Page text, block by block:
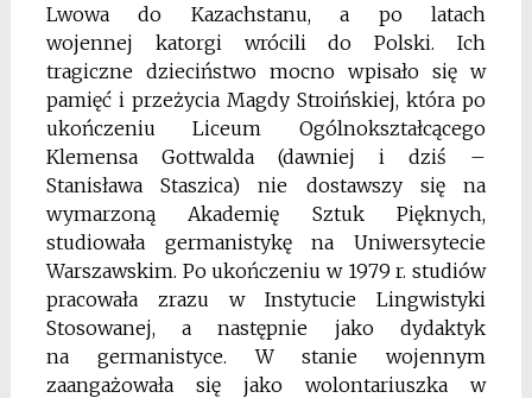
Lwowa do Kazachstanu, a po latach
wojennej katorgi wrócili do Polski. Ich
tragiczne dzieciństwo mocno wpisało się w
pamięć i przeżycia Magdy Stroińskiej, która po
ukończeniu Liceum Ogólnokształcącego
Klemensa Gottwalda (dawniej i dziś –
Stanisława Staszica) nie dostawszy się na
wymarzoną Akademię Sztuk Pięknych,
studiowała germanistykęna Uniwersytecie
Warszawskim. Po ukończeniu w 1979 r. studiów
pracowała zrazu w Instytucie Lingwistyki
Stosowanej, a następnie jako dydaktyk
na germanistyce. W stanie wojennym
zaangażowała się jako wolontariuszka w